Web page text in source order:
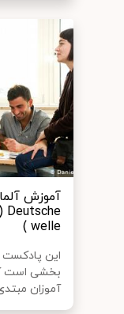
Deutsche
welle )
این
بخشی است
آموزان